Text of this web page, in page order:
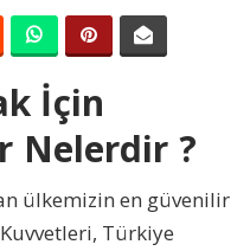
İçin
Nelerdir ?
ülkemizin en güvenilir
Türkiye